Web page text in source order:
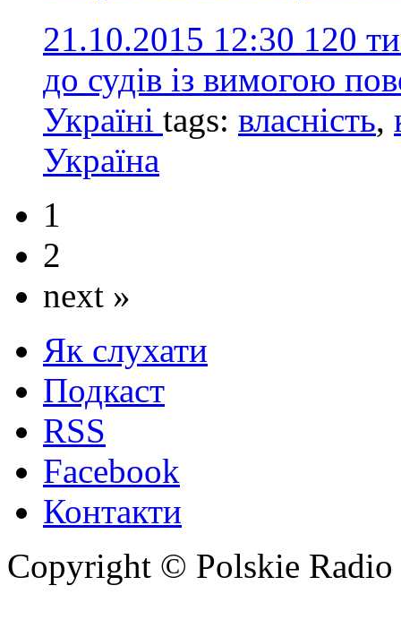
21.10.2015 12:30 120
до судів із вимогою
Україні tags: власність,
Україна
1
2
next »
Як слухати
Подкаст
RSS
Facebook
Контакти
Copyright © Polskie